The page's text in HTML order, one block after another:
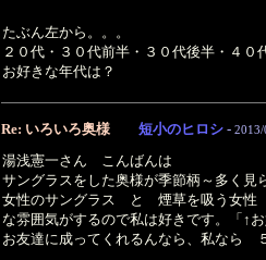
たぶん左から。。。
２０代・３０代前半・３０代後半・４０
お好きな年代は？
Re: いろいろ奥様 短小のヒロシ - 2013/
湯浅憲一さん こんばんは
サングラスをした奥様が季節柄～多く見
女性のサングラス と 煙草を吸う女性
な雰囲気がするので私は好きです。「↑
お友達に成ってくれるんなら、私なら